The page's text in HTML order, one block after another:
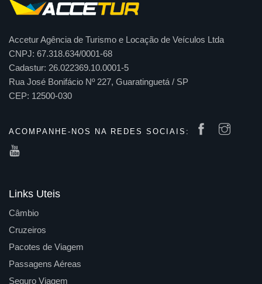
Accetur Agência de Turismo e Locação de Veículos Ltda
CNPJ: 67.318.634/0001-68
Cadastur: 26.022369.10.0001-5
Rua José Bonifácio Nº 227, Guaratinguetá / SP
CEP: 12500-030
ACOMPANHE-NOS NA REDES SOCIAIS:
Links Uteis
Câmbio
Cruzeiros
Pacotes de Viagem
Passagens Aéreas
Seguro Viagem